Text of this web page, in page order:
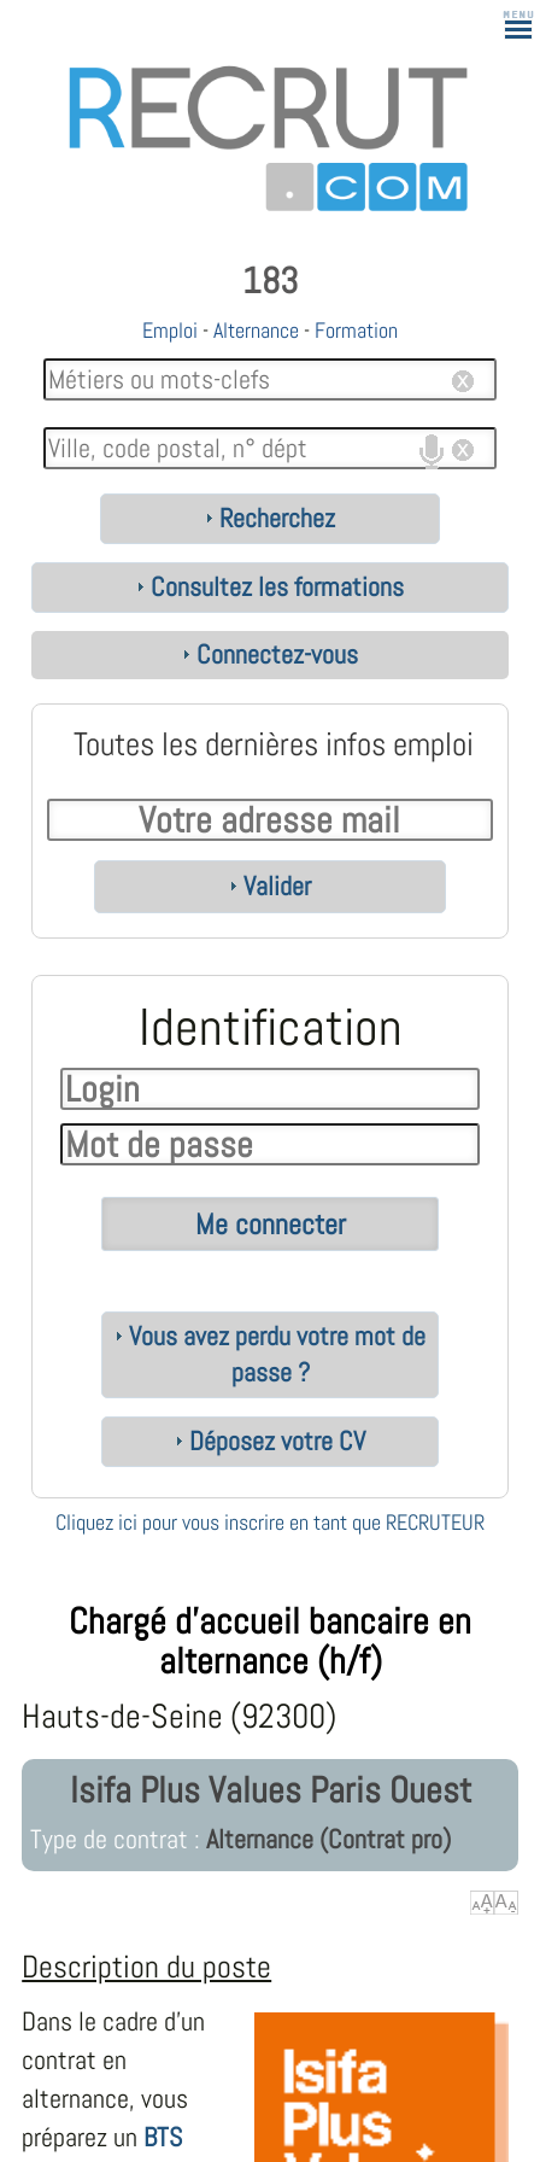
183
Emploi -Alternance - Formation
Recherchez
Consultez les formations
Connectez-vous
Toutes les dernières infos emploi
Valider
Identification
Vous avez perdu votre mot de
passe ?
Déposez votre CV
Cliquez ici pour vous inscrire en tant que RECRUTEUR
Chargé d’accueil bancaire en
alternance (h/f)
Hauts-de-Seine (92300)
Isifa Plus Values Paris Ouest
Type de contrat : Alternance (Contrat pro)
Description du poste
Dans le cadre d'un
contrat en
alternance, vous
préparez un BTS